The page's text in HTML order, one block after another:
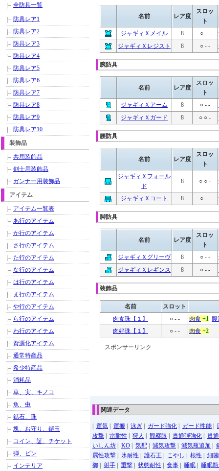
名前 レア度
スロッ
ト
ジャギィＸメイル
8 ○ - -
ジャギィＸレジスト
8 ○ - -
腕防具
名前 レア度
スロッ
ト
ジャギィＸアーム
8 ○ - -
ジャギィＸガード
8 ○ ○ -
腰防具
名前 レア度
スロッ
ト
ジャギィＸフォール
ド
8 ○ ○ -
ジャギィＸコート 8 ○ - -
脚防具
名前 レア度
スロッ
ト
ジャギィＸグリーヴ
8 ○ - -
ジャギィＸレギンス
8 ○ - -
装飾品
名前
スロット
肉食珠【１】
○ - - 肉食 +1 腹
肉好珠【１】
○ - - 肉食 +2
スポンサーリンク
関連データ
運気 運搬 泳ぎ ガード強化 ガード性能
攻撃
雷耐性 狩人 観察眼 貫通弾強化
貫
いしん坊
KO 気配 減気攻撃 減気瓶追加
属性攻撃
氷耐性 護石王 こやし 根性
細
御
射手 重撃 状態耐性 食事 睡眠
睡眠
全防具一覧
防具レア1
防具レア2
防具レア3
防具レア4
防具レア5
防具レア6
防具レア7
防具レア8
防具レア9
防具レア10
装飾品
共用装飾品
剣士用装飾品
ガンナー用装飾品
アイテム
アイテム一覧表
あ行のアイテム
か行のアイテム
さ行のアイテム
た行のアイテム
な行のアイテム
は行のアイテム
ま行のアイテム
や行のアイテム
ら行のアイテム
わ行のアイテム
資源化アイテム
通常特産品
希少特産品
消耗品
草、実、キノコ
魚、虫
鉱石、珠
塊、お守り、鎧玉
コイン、証、チケット
弾、ビン
インテリア